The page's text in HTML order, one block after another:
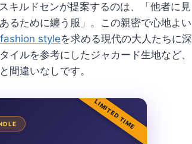
キルドセンが提案するのは、「他者に見
るために纏う服」。この親密で心地よい
fashion styleを求める現代の大人たちに深
イルを参考にしたジャカード生地など、
間違いなしです。
LIMITED TIME